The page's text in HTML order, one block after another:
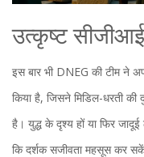
उत्कृष्ट
इस बार भी DNEG की टीम ने
किया है, जिसने मिडिल-धरती की
है। युद्ध के दृश्य हों या फिर
कि दर्शक सजीवता महसूस कर